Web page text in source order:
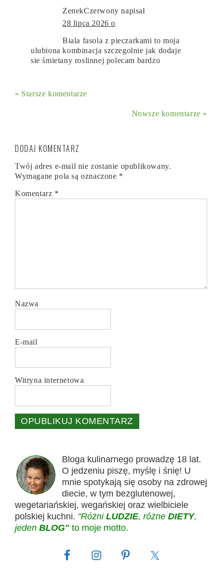
ZenekCzerwony napisał
28 lipca 2026 o
Biala fasola z pieczarkami to moja
ulubiona kombinacja szczegolnie jak dodaje
sie śmietany roslinnej polecam bardzo
« Starsze komentarze
Nowsze komentarze »
DODAJ KOMENTARZ
Twój adres e-mail nie zostanie opublikowany.
Wymagane pola są oznaczone *
Komentarz *
Nazwa
E-mail
Witryna internetowa
Bloga kulinarnego prowadzę 18 lat.
O jedzeniu piszę, myślę i śnię! U
mnie spotykają się osoby na zdrowej
diecie, w tym bezglutenowej,
wegetariańskiej, wegańskiej oraz wielbiciele
polskiej kuchni. "Różni LUDZIE, różne DIETY,
jeden BLOG" to moje motto.